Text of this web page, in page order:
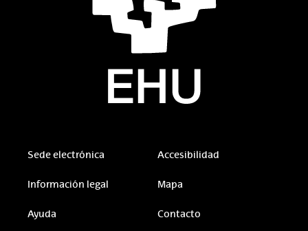
Sede electrónica Accesibilidad
Información legal Mapa
Ayuda Contacto